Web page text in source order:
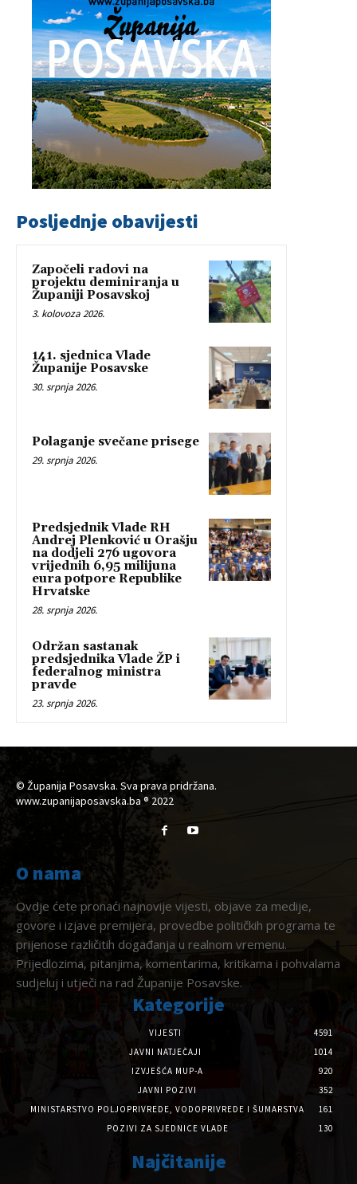
Posljednje obavijesti
Započeli radovi na
projektu deminiranja u
Županiji Posavskoj
3. kolovoza 2026.
141. sjednica Vlade
Županije Posavske
30. srpnja 2026.
Polaganje svečane prisege
29. srpnja 2026.
Predsjednik Vlade RH
Andrej Plenković u Orašju
na dodjeli 276 ugovora
vrijednih 6,95 milijuna
eura potpore Republike
Hrvatske
28. srpnja 2026.
Održan sastanak
predsjednika Vlade ŽP i
federalnog ministra
pravde
23. srpnja 2026.
© Županija Posavska. Sva prava pridržana.
www.zupanijaposavska.ba ® 2022
O nama
Ovdje ćete pronaći najnovije vijesti, objave za medije,
govore i izjave premijera, provedbe političkih programa te
prijenose različitih događanja u realnom vremenu.
Prijedlozima, pitanjima, komentarima, kritikama i pohvalama
sudjeluj i utječi na rad Županije Posavske.
Kategorije
VIJESTI
4591
JAVNI NATJEČAJI
1014
IZVJEŠĆA MUP-A
920
JAVNI POZIVI
352
MINISTARSTVO POLJOPRIVREDE, VODOPRIVREDE I ŠUMARSTVA
161
POZIVI ZA SJEDNICE VLADE
130
Najčitanije